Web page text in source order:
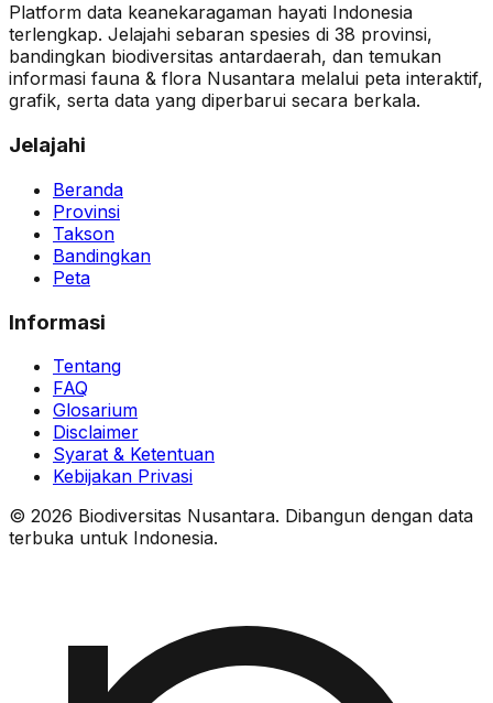
Platform data keanekaragaman hayati Indonesia
terlengkap. Jelajahi sebaran spesies di 38 provinsi,
bandingkan biodiversitas antardaerah, dan temukan
informasi fauna & flora Nusantara melalui peta interaktif,
grafik, serta data yang diperbarui secara berkala.
Jelajahi
Beranda
Provinsi
Takson
Bandingkan
Peta
Informasi
Tentang
FAQ
Glosarium
Disclaimer
Syarat & Ketentuan
Kebijakan Privasi
© 2026 Biodiversitas Nusantara. Dibangun dengan data
terbuka untuk Indonesia.